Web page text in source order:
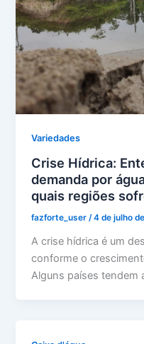
Variedades
Crise Hídrica:
demanda por
quais regiões
fazforte_user/4 de julho
A crise hídrica é um
conforme o
Alguns países tendem